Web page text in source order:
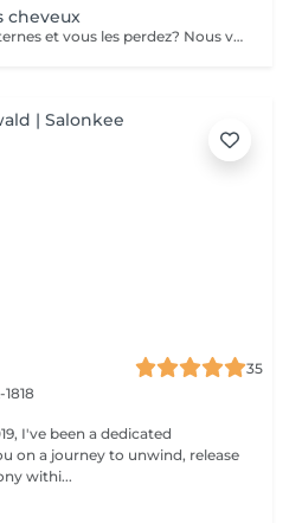
cheveux
Vos cheveux sont fragiles, ternes et vous les perdez? Nous vous proposons une cure de 2 semaines (dont 6 applications au total) dans notre institut. - Application d'un shampoing riche en Cell Supporting molecules qui fortifie la racine capillaire et active la pousse du cheveu - Pénétration des actifs grâce aux ultrasons - Application d'un conditionner pour des cheveux souples et brillants - Application d'un sérum riche en Cell Supporting molecules et en Redensyl pour une chevelure pleine de vitalité et volumineuse. Le sérum renforce le métabolisme de la racine des cheveux et en favorise la repousse.
35
on a journey to unwind, release
withi...